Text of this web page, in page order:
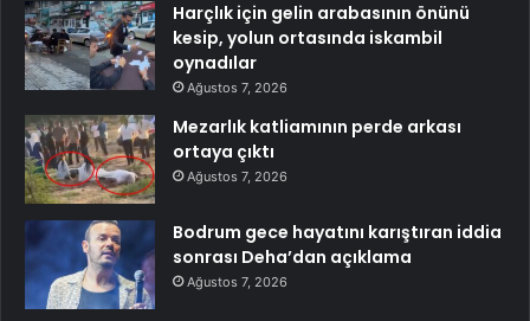
Harçlık için gelin arabasının önünü
kesip, yolun ortasında iskambil
oynadılar
Ağustos 7, 2026
Mezarlık katliamının perde arkası
ortaya çıktı
Ağustos 7, 2026
Bodrum gece hayatını karıştıran iddia
sonrası Deha’dan açıklama
Ağustos 7, 2026